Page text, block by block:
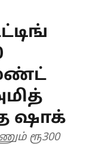
ஷாக்
ரூ300